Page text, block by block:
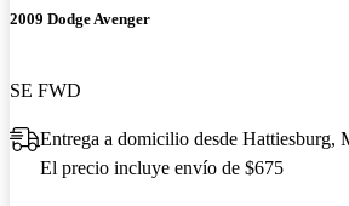
2009 Dodge Avenger
SE FWD
Entrega a domicilio desde Hattiesburg,
El precio incluye envío de $675